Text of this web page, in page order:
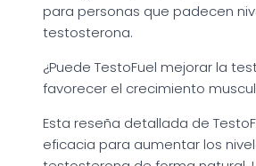
para personas que padecen
testosterona.
¿Puede TestoFuel mejorar la
favorecer el crecimiento
Esta reseña detallada de
eficacia para aumentar los